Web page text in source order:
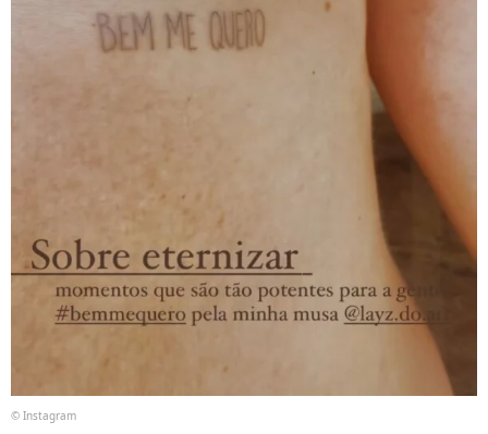
© Instagram